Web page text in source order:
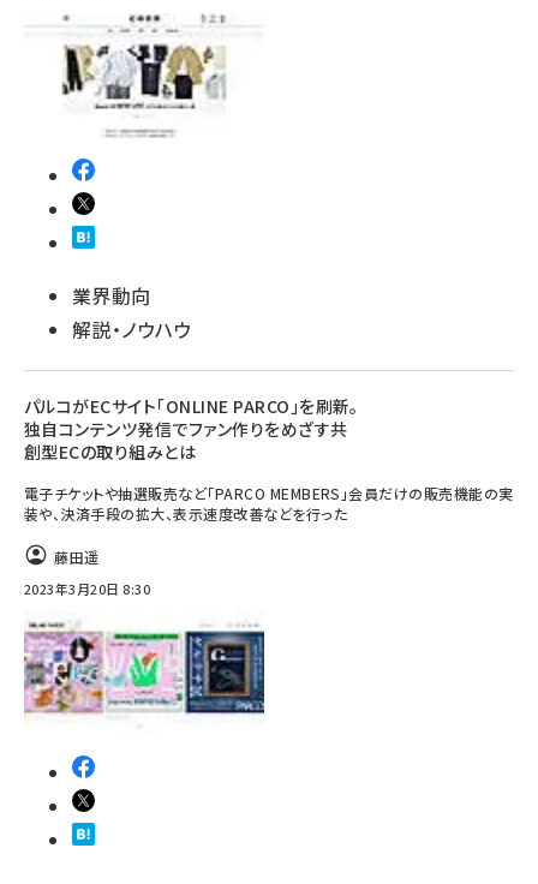
業界動向
解説・ノウハウ
パルコがECサイト「ONLINE PARCO」を刷新。
独自コンテンツ発信でファン作りをめざす共
創型ECの取り組みとは
電子チケットや抽選販売など「PARCO MEMBERS」会員だけの販売機能の実
装や、決済手段の拡大、表示速度改善などを行った
藤田遥
2023年3月20日 8:30